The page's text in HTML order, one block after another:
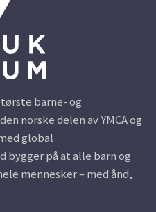
barne- og
norske delen av YMCA og
global
bygger på at alle barn og
mennesker – med ånd,